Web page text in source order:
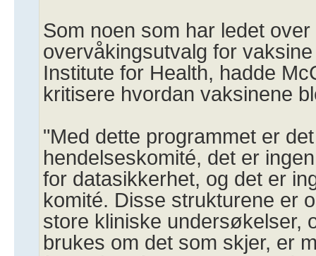
Som noen som har ledet
overvåkingsutvalg for
Institute for Health, hadde
kritisere hvordan vaksinene
"Med dette programmet er
hendelseskomité, det er
for datasikkerhet, og det er
komité. Disse strukturene er
store kliniske undersøkelser,
brukes om det som skjer, er